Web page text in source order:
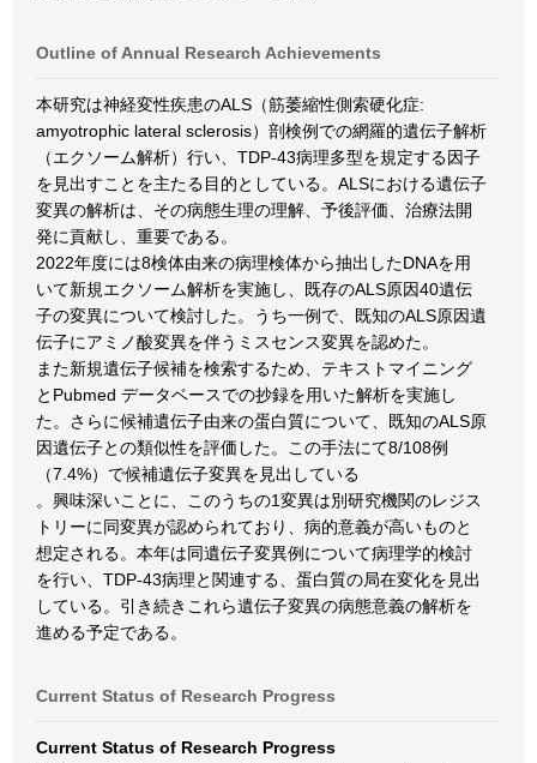
Outline of Annual Research Achievements
本研究は神経変性疾患のALS（筋萎縮性側索硬化症:
amyotrophic lateral sclerosis）剖検例での網羅的遺伝子解析
（エクソーム解析）行い、TDP-43病理多型を規定する因子
を見出すことを主たる目的としている。ALSにおける遺伝子
変異の解析は、その病態生理の理解、予後評価、治療法開
発に貢献し、重要である。
2022年度には8検体由来の病理検体から抽出したDNAを用
いて新規エクソーム解析を実施し、既存のALS原因40遺伝
子の変異について検討した。うち一例で、既知のALS原因遺
伝子にアミノ酸変異を伴うミスセンス変異を認めた。
また新規遺伝子候補を検索するため、テキストマイニング
とPubmed データベースでの抄録を用いた解析を実施し
た。さらに候補遺伝子由来の蛋白質について、既知のALS原
因遺伝子との類似性を評価した。この手法にて8/108例
（7.4%）で候補遺伝子変異を見出している
。興味深いことに、このうちの1変異は別研究機関のレジス
トリーに同変異が認められており、病的意義が高いものと
想定される。本年は同遺伝子変異例について病理学的検討
を行い、TDP-43病理と関連する、蛋白質の局在変化を見出
している。引き続きこれら遺伝子変異の病態意義の解析を
進める予定である。
Current Status of Research Progress
Current Status of Research Progress